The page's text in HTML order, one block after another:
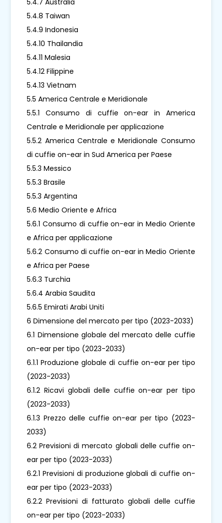
5.4.8 Taiwan
5.4.9 Indonesia
5.4.10 Thailandia
5.4.11 Malesia
5.4.12 Filippine
5.4.13 Vietnam
5.5 America Centrale e Meridionale
5.5.1 Consumo di cuffie on-ear in America
Centrale e Meridionale per applicazione
5.5.2 America Centrale e Meridionale Consumo
di cuffie on-ear in Sud America per Paese
5.5.3 Messico
5.5.3 Brasile
5.5.3 Argentina
5.6 Medio Oriente e Africa
5.6.1 Consumo di cuffie on-ear in Medio Oriente
e Africa per applicazione
5.6.2 Consumo di cuffie on-ear in Medio Oriente
e Africa per Paese
5.6.3 Turchia
5.6.4 Arabia Saudita
5.6.5 Emirati Arabi Uniti
6 Dimensione del mercato per tipo (2023-2033)
6.1 Dimensione globale del mercato delle cuffie
on-ear per tipo (2023-2033)
6.1.1 Produzione globale di cuffie on-ear per tipo
(2023-2033)
6.1.2 Ricavi globali delle cuffie on-ear per tipo
(2023-2033)
6.1.3 Prezzo delle cuffie on-ear per tipo (2023-
2033)
6.2 Previsioni di mercato globali delle cuffie on-
ear per tipo (2023-2033)
6.2.1 Previsioni di produzione globali di cuffie on-
ear per tipo (2023-2033)
6.2.2 Previsioni di fatturato globali delle cuffie
on-ear per tipo (2023-2033)